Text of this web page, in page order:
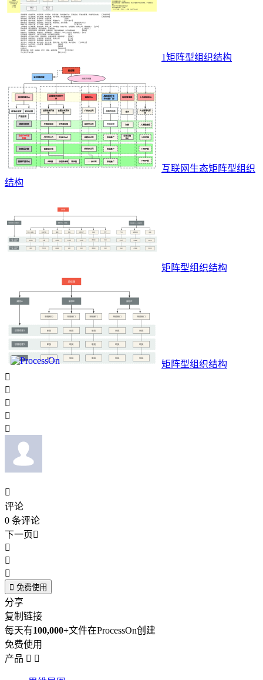
1矩阵型组织结构
互联网生态矩阵型组织
结构
矩阵型组织结构
矩阵型组织结构






评论
0 条评论
下一页



 免费使用
分享
复制链接
每天有100,000+文件在ProcessOn创建
免费使用
产品  